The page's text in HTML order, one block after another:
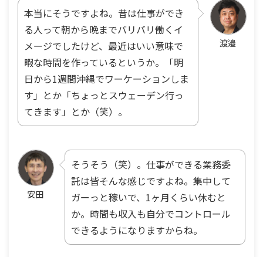
渡邉
本当にそうですよね。昔は仕事ができ
る人って朝から晩までバリバリ働くイ
メージでしたけど、最近はいい意味で
暇な時間を作っているというか。「明
日から1週間沖縄でワーケーションしま
す」とか「ちょっとスウェーデン行っ
てきます」とか（笑）。
安田
そうそう（笑）。仕事ができる業務委
託は皆そんな感じですよね。集中して
ガーっと稼いで、1ヶ月くらい休むと
か。時間も収入も自分でコントロール
できるようになりますからね。